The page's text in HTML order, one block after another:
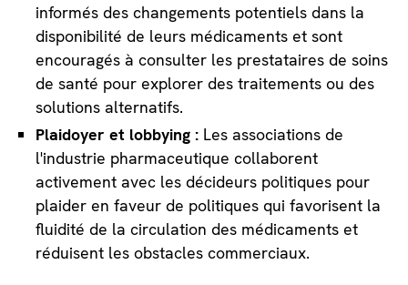
informés des changements potentiels dans la
disponibilité de leurs médicaments et sont
encouragés à consulter les prestataires de soins
de santé pour explorer des traitements ou des
solutions alternatifs.
Plaidoyer et lobbying : Les associations de
l'industrie pharmaceutique collaborent
activement avec les décideurs politiques pour
plaider en faveur de politiques qui favorisent la
fluidité de la circulation des médicaments et
réduisent les obstacles commerciaux.